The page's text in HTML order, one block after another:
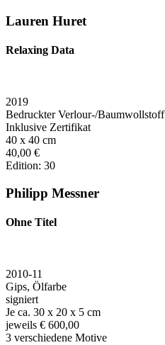
Lauren Huret
Relaxing Data
2019
Bedruckter Verlour-/Baumwollstoff
Inklusive Zertifikat
40 x 40 cm
40,00 €
Edition: 30
Philipp Messner
Ohne Titel
2010-11
Gips, Ölfarbe
signiert
Je ca. 30 x 20 x 5 cm
jeweils € 600,00
3 verschiedene Motive